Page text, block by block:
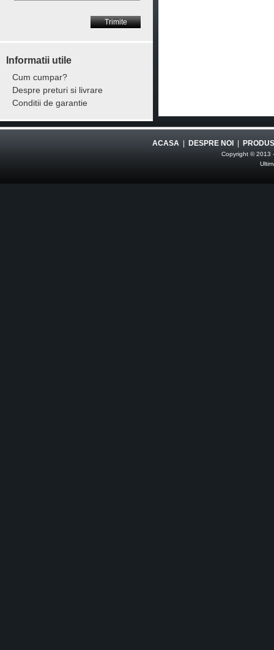
Informatii utile
Cum cumpar?
Despre preturi si livrare
Conditii de garantie
ACASA| DESPRE NOI
Copyright © 2013